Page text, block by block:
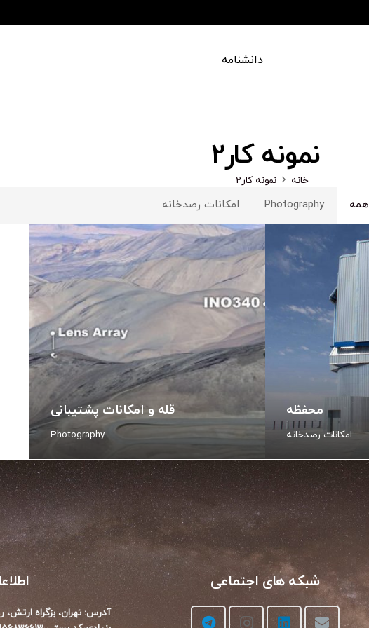
دانشنامه
نمونه کار2
خانه نمونه کار2
همه Photography امکانات رصدخانه
محفظه
امکانات رصدخانه
قله و امکانات پشتیبانی
Photography
شبکه های اجتماعی
آدرس: تهران، بزگراه